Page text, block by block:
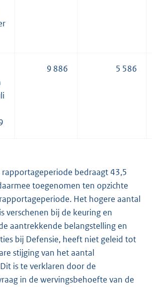
9 886 5 586
rapportageperiode bedraagt 43,5
toegenomen ten opzichte
Het hogere aantal
verschenen bij de keuring en
aantrekkende belangstelling en
bij Defensie, heeft niet geleid tot
stijging van het aantal
is te verklaren door de
in de wervingsbehoefte van de